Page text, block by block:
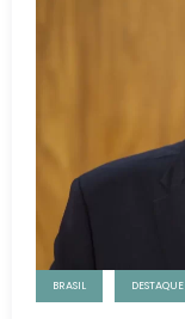
BRASIL DESTAQUE